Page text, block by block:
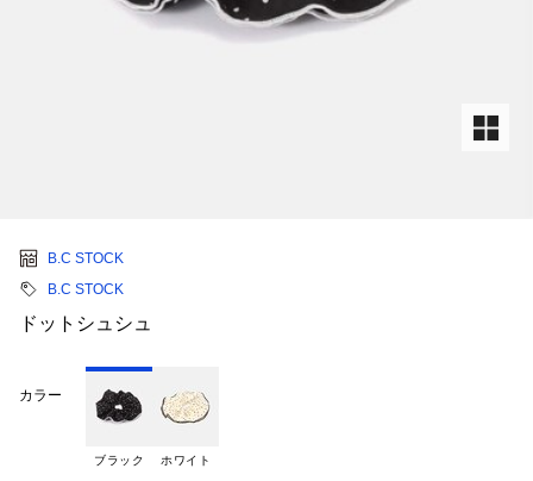
B.C STOCK
B.C STOCK
ドットシュシュ
カラー
ブラック ホワイト